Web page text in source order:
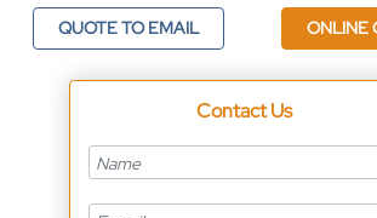
QUOTE TO EMAIL ONLINE
Contact Us